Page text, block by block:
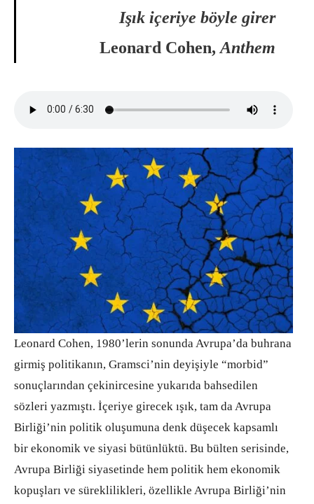
Işık içeriye böyle girer
Leonard Cohen, Anthem
Leonard Cohen, 1980’lerin sonunda Avrupa’da buhrana
girmiş politikanın, Gramsci’nin deyişiyle “morbid”
sonuçlarından çekinircesine yukarıda bahsedilen
sözleri yazmıştı. İçeriye girecek ışık, tam da Avrupa
Birliği’nin politik oluşumuna denk düşecek kapsamlı
bir ekonomik ve siyasi bütünlüktü. Bu bülten serisinde,
Avrupa Birliği siyasetinde hem politik hem ekonomik
kopuşları ve süreklilikleri, özellikle Avrupa Birliği’nin